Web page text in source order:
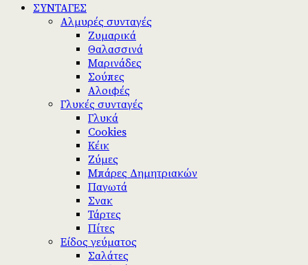
ΣΥΝΤΑΓΕΣ
Αλμυρές συνταγές
Ζυμαρικά
Θαλασσινά
Μαρινάδες
Σούπες
Αλοιφές
Γλυκές συνταγές
Γλυκά
Cookies
Κέικ
Ζύμες
Μπάρες Δημητριακών
Παγωτά
Σνακ
Τάρτες
Πίτες
Είδος γεύματος
Σαλάτες